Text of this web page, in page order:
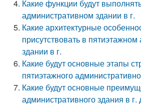
Какие функции будут
административном здании в г.
Какие архитектурные
присутствовать в
здании в г.
Какие будут основные этапы
пятиэтажного
Какие будут основные
административного здания в г.